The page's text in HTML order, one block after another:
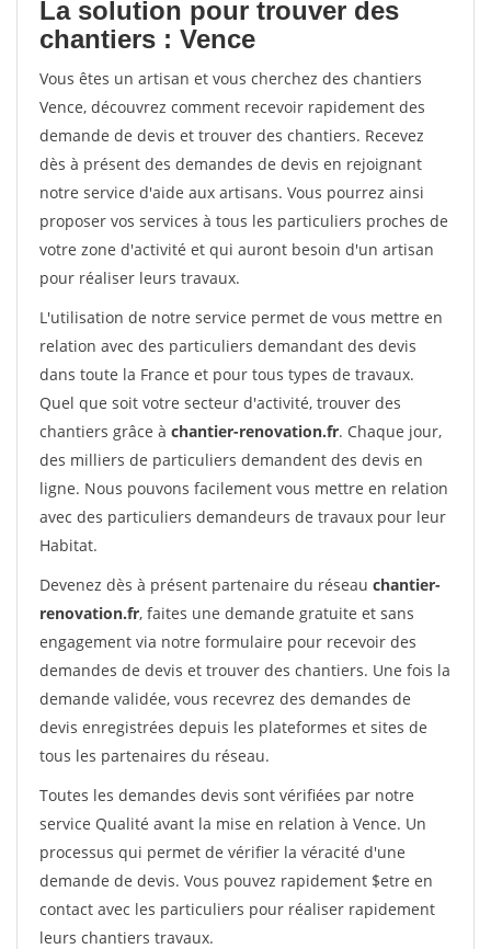
La solution pour trouver des
chantiers : Vence
Vous êtes un artisan et vous cherchez des chantiers
Vence, découvrez comment recevoir rapidement des
demande de devis et trouver des chantiers. Recevez
dès à présent des demandes de devis en rejoignant
notre service d'aide aux artisans. Vous pourrez ainsi
proposer vos services à tous les particuliers proches de
votre zone d'activité et qui auront besoin d'un artisan
pour réaliser leurs travaux.
L'utilisation de notre service permet de vous mettre en
relation avec des particuliers demandant des devis
dans toute la France et pour tous types de travaux.
Quel que soit votre secteur d'activité, trouver des
chantiers grâce à chantier-renovation.fr. Chaque jour,
des milliers de particuliers demandent des devis en
ligne. Nous pouvons facilement vous mettre en relation
avec des particuliers demandeurs de travaux pour leur
Habitat.
Devenez dès à présent partenaire du réseau chantier-
renovation.fr, faites une demande gratuite et sans
engagement via notre formulaire pour recevoir des
demandes de devis et trouver des chantiers. Une fois la
demande validée, vous recevrez des demandes de
devis enregistrées depuis les plateformes et sites de
tous les partenaires du réseau.
Toutes les demandes devis sont vérifiées par notre
service Qualité avant la mise en relation à Vence. Un
processus qui permet de vérifier la véracité d'une
demande de devis. Vous pouvez rapidement $etre en
contact avec les particuliers pour réaliser rapidement
leurs chantiers travaux.